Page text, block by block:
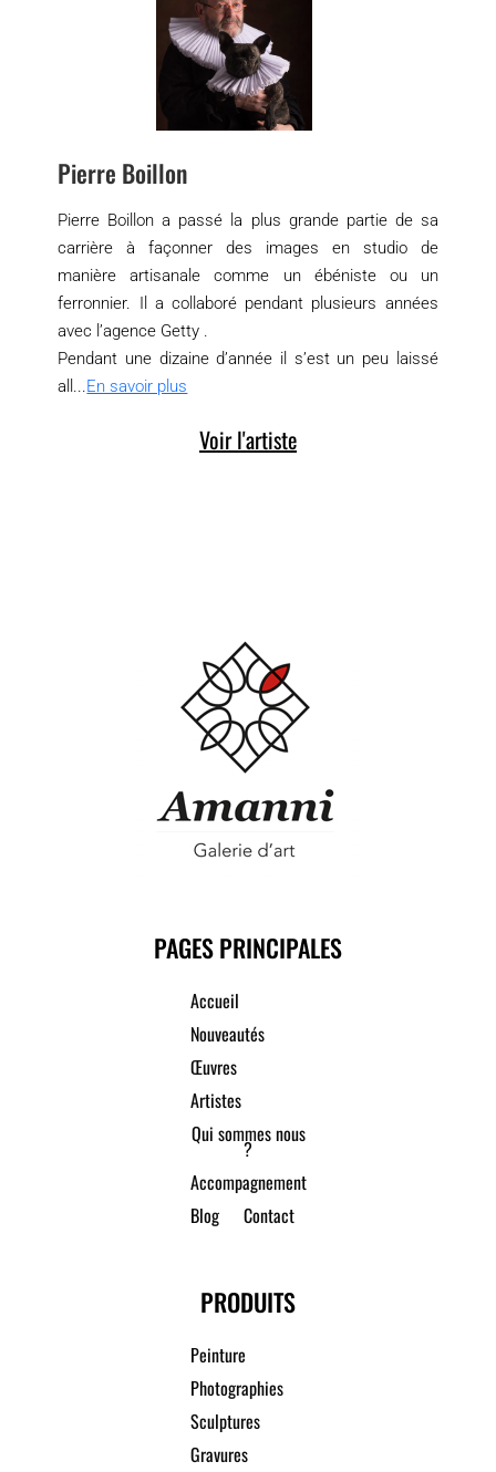
Pierre Boillon
Pierre Boillon a passé la plus grande partie de sa
carrière à façonner des images en studio de
manière artisanale comme un ébéniste ou un
ferronnier. Il a collaboré pendant plusieurs années
avec l’agence Getty .
Pendant une dizaine d’année il s’est un peu laissé
all...En savoir plus
Voir l'artiste
PAGES PRINCIPALES
Accueil
Nouveautés
Œuvres
Artistes
Qui sommes nous
?
Accompagnement
Blog
Contact
PRODUITS
Peinture
Photographies
Sculptures
Gravures